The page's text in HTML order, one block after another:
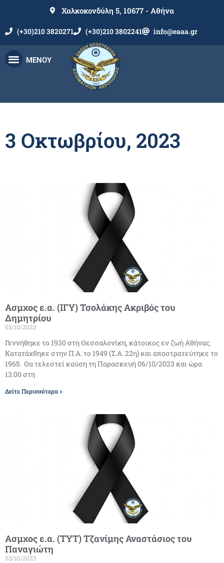
Χαλκοκονδύλη 5, 10677 - Αθήνα
(+30)210 3820271 (+30)210 3802241 info@eaaa.gr
ΜΕΝΟΥ
3 Οκτωβρίου, 2023
Ασμχος ε.α. (ΙΓΥ) Τσολάκης Ακριβός του
Δημητρίου
03/10/2023
Γεννήθηκε το 1930 στη Θεσσαλονίκη, κάτοικος εν ζωή Αθήνας.
Κατατάχθηκε στην Π.Α. το 1949 (Σ.Α. 22η) και αποστρατεύτηκε το
1965. Θα τελεστεί καύση τη Παρασκευή 06/10/2023 και ώρα
13:00 στη
Δείτε Περισσότερα »
Ασμχος ε.α. (ΤΥΤ) Τζανίμης Αναστάσιος του
Παναγιώτη
03/10/2023